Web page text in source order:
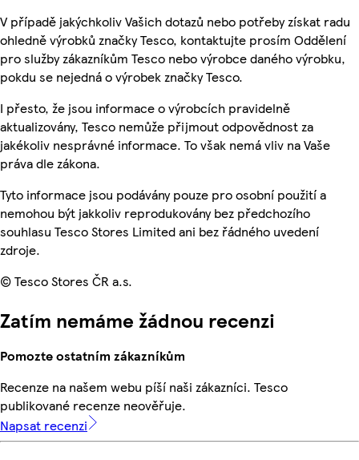
V případě jakýchkoliv Vašich dotazů nebo potřeby získat radu
ohledně výrobků značky Tesco, kontaktujte prosím Oddělení
pro služby zákazníkům Tesco nebo výrobce daného výrobku,
pokdu se nejedná o výrobek značky Tesco.
I přesto, že jsou informace o výrobcích pravidelně
aktualizovány, Tesco nemůže přijmout odpovědnost za
jakékoliv nesprávné informace. To však nemá vliv na Vaše
práva dle zákona.
Tyto informace jsou podávány pouze pro osobní použití a
nemohou být jakkoliv reprodukovány bez předchozího
souhlasu Tesco Stores Limited ani bez řádného uvedení
zdroje.
© Tesco Stores ČR a.s.
Zatím nemáme žádnou recenzi
Pomozte ostatním zákazníkům
Recenze na našem webu píší naši zákazníci. Tesco
publikované recenze neověřuje.
Napsat recenzi